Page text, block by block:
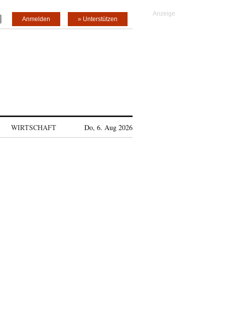
» Unterstützen
Anmelden
WIRTSCHAFT Do, 6. Aug 2026